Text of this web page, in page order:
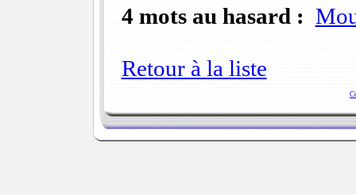
4 mots au hasard :
Retour à la liste